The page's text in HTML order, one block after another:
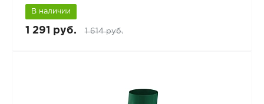
В наличии
1 291 руб. 1 614 руб.